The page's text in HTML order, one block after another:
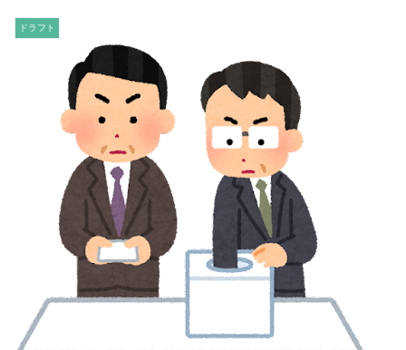
ドラフト